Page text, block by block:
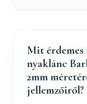
Mit
nyaklánc
2mm
jellemzőiről?